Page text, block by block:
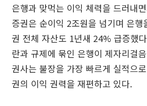
은행과 맞먹는 이익 체력을 드러내
증권은 순이익 2조원을 넘기며 은행
권 전체 자산도 1년새 24% 급증했다
란과 규제에 묶인 은행이 제자리걸
권사는 불장을 가장 빠르게 실적으
권의 이익 권력을 재편하고 있다.